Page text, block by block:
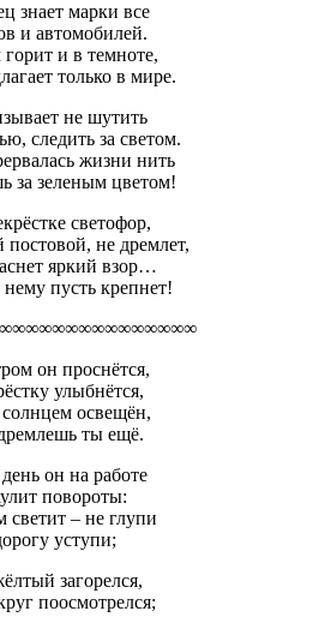
знает марки все
и автомобилей.
и в темноте,
только в мире.
не шутить
следить за светом.
жизни нить
за зеленым цветом!
светофор,
не дремлет,
яркий взор…
пусть крепнет!
он проснётся,
улыбнётся,
освещён,
ты ещё.
он на работе
повороты:
светит – не глупи
уступи;
загорелся,
поосмотрелся;